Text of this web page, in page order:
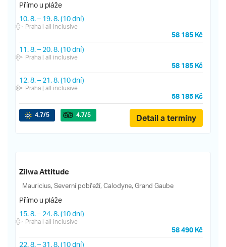
Přímo u pláže
10. 8.– 19. 8.(10 dní)
Praha| all inclusive
58 185 Kč
11. 8.– 20. 8.(10 dní)
Praha| all inclusive
58 185 Kč
12. 8.– 21. 8.(10 dní)
Praha| all inclusive
58 185 Kč
4.7/5 4.7/5 Detail a termíny
Zilwa Attitude
Mauricius, Severní pobřeží, Calodyne, Grand Gaube
Přímo u pláže
15. 8.– 24. 8.(10 dní)
Praha| all inclusive
58 490 Kč
22. 8.–31. 8.(10 dní)